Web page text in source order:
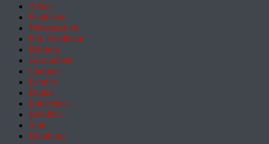
Arbeit
Feuilleton
Wissenschaft
Pol. Feuilleton
Bildung
Gesundheit
Campus
Familie
Digital
Entdecken
Mobilität
Sinn
Hamburg